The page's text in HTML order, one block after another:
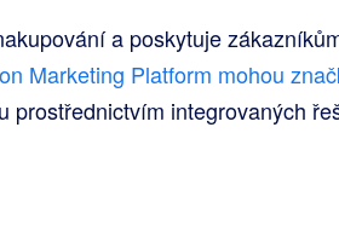
a poskytuje
Marketing Platform mohou
integrovaných